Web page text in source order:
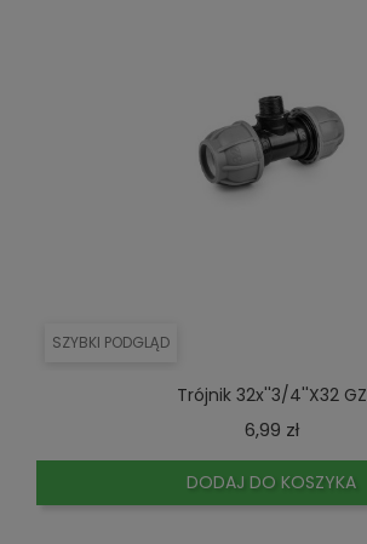
SZYBKI PODGLĄD
Trójnik 32x''3/4''x32 GZ
6,99 złCena
DODAJ DO KOSZYKA